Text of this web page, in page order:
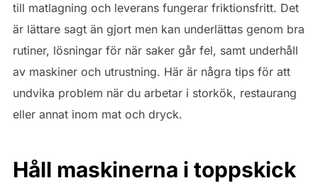
till matlagning och leverans fungerar friktionsfritt. Det
är lättare sagt än gjort men kan underlättas genom bra
rutiner, lösningar för när saker går fel, samt underhåll
av maskiner och utrustning. Här är några tips för att
undvika problem när du arbetar i storkök, restaurang
eller annat inom mat och dryck.
Håll maskinerna i toppskick